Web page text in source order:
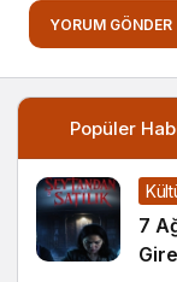
YORUM GÖNDER
Popüler
7